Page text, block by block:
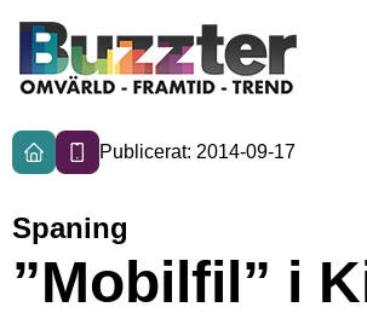
Publicerat: 2014-09-17
Spaning
”Mobilfil” i